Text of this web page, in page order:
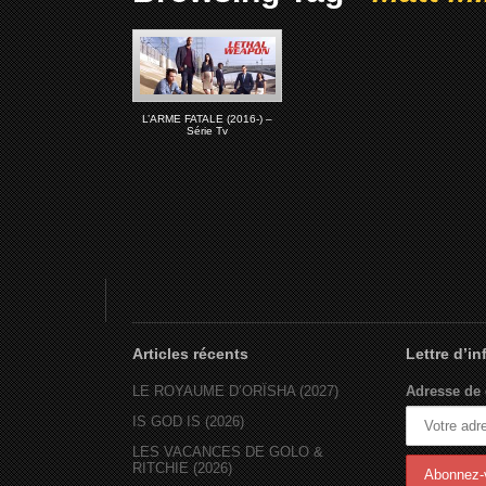
L’ARME FATALE (2016-) –
Série Tv
Articles récents
LE ROYAUME D’ORÏSHA (2027)
IS GOD IS (2026)
LES VACANCES DE GOLO &
RITCHIE (2026)
Lettre
Adresse